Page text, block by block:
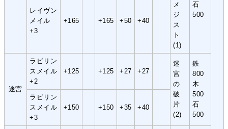
メ
ジ
ス
ト
(1)
石
500
レイヴン
メイル
+3
+165 +165 +50 +40
迷宮
ラビリン
スメイル
+2
+125 +125 +27 +27
迷
宮
の
破
片
(2)
鉄
800
木
500
石
500
ラビリン
スメイル
+3
+150 +150 +35 +40